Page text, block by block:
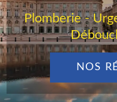
Plomberie -
NOS